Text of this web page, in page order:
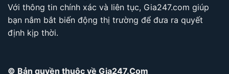
Với thông tin chính xác và liên tục, Gia247.com giúp
bạn nắm bắt biến động thị trường để đưa ra quyết
định kịp thời.
© Bản quyền thuộc về Gia247.Com